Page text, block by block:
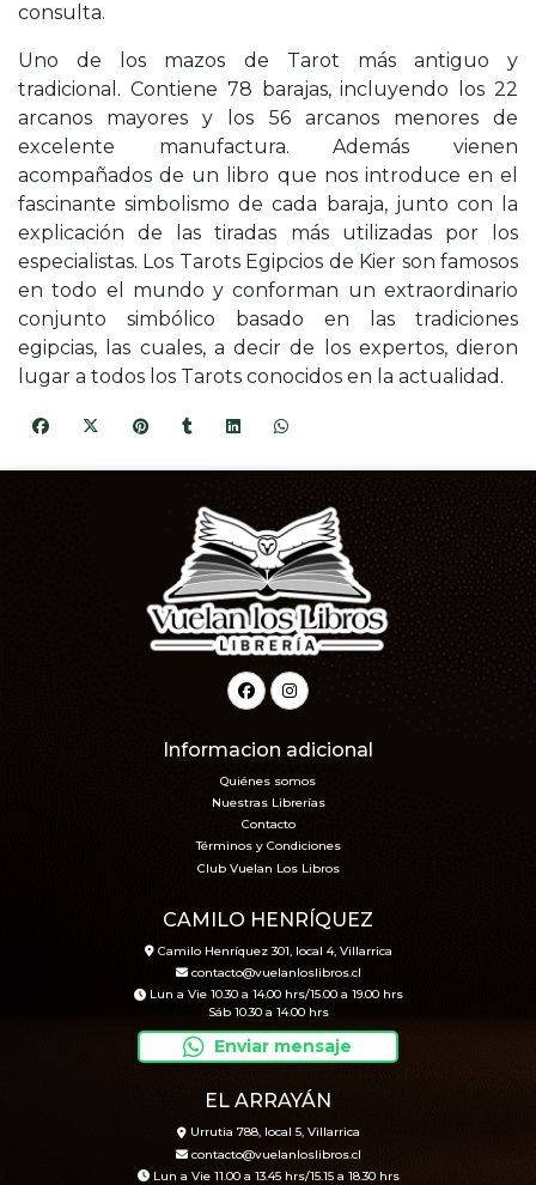
consulta.
Uno de los mazos de Tarot más antiguo y
tradicional. Contiene 78 barajas, incluyendo los 22
arcanos mayores y los 56 arcanos menores de
excelente manufactura. Además vienen
acompañados de un libro que nos introduce en el
fascinante simbolismo de cada baraja, junto con la
explicación de las tiradas más utilizadas por los
especialistas. Los Tarots Egipcios de Kier son famosos
en todo el mundo y conforman un extraordinario
conjunto simbólico basado en las tradiciones
egipcias, las cuales, a decir de los expertos, dieron
lugar a todos los Tarots conocidos en la actualidad.
Informacion adicional
Quiénes somos
Nuestras Librerías
Contacto
Términos y Condiciones
Club Vuelan Los Libros
CAMILO HENRÍQUEZ
Camilo Henríquez 301, local 4, Villarrica
contacto@vuelanloslibros.cl
Lun a Vie 10.30 a 14.00 hrs/15.00 a 19.00 hrs
Sáb 10.30 a 14.00 hrs
Enviar mensaje
EL ARRAYÁN
Urrutia 788, local 5, Villarrica
contacto@vuelanloslibros.cl
Lun a Vie 11.00 a 13.45 hrs/15.15 a 18.30 hrs